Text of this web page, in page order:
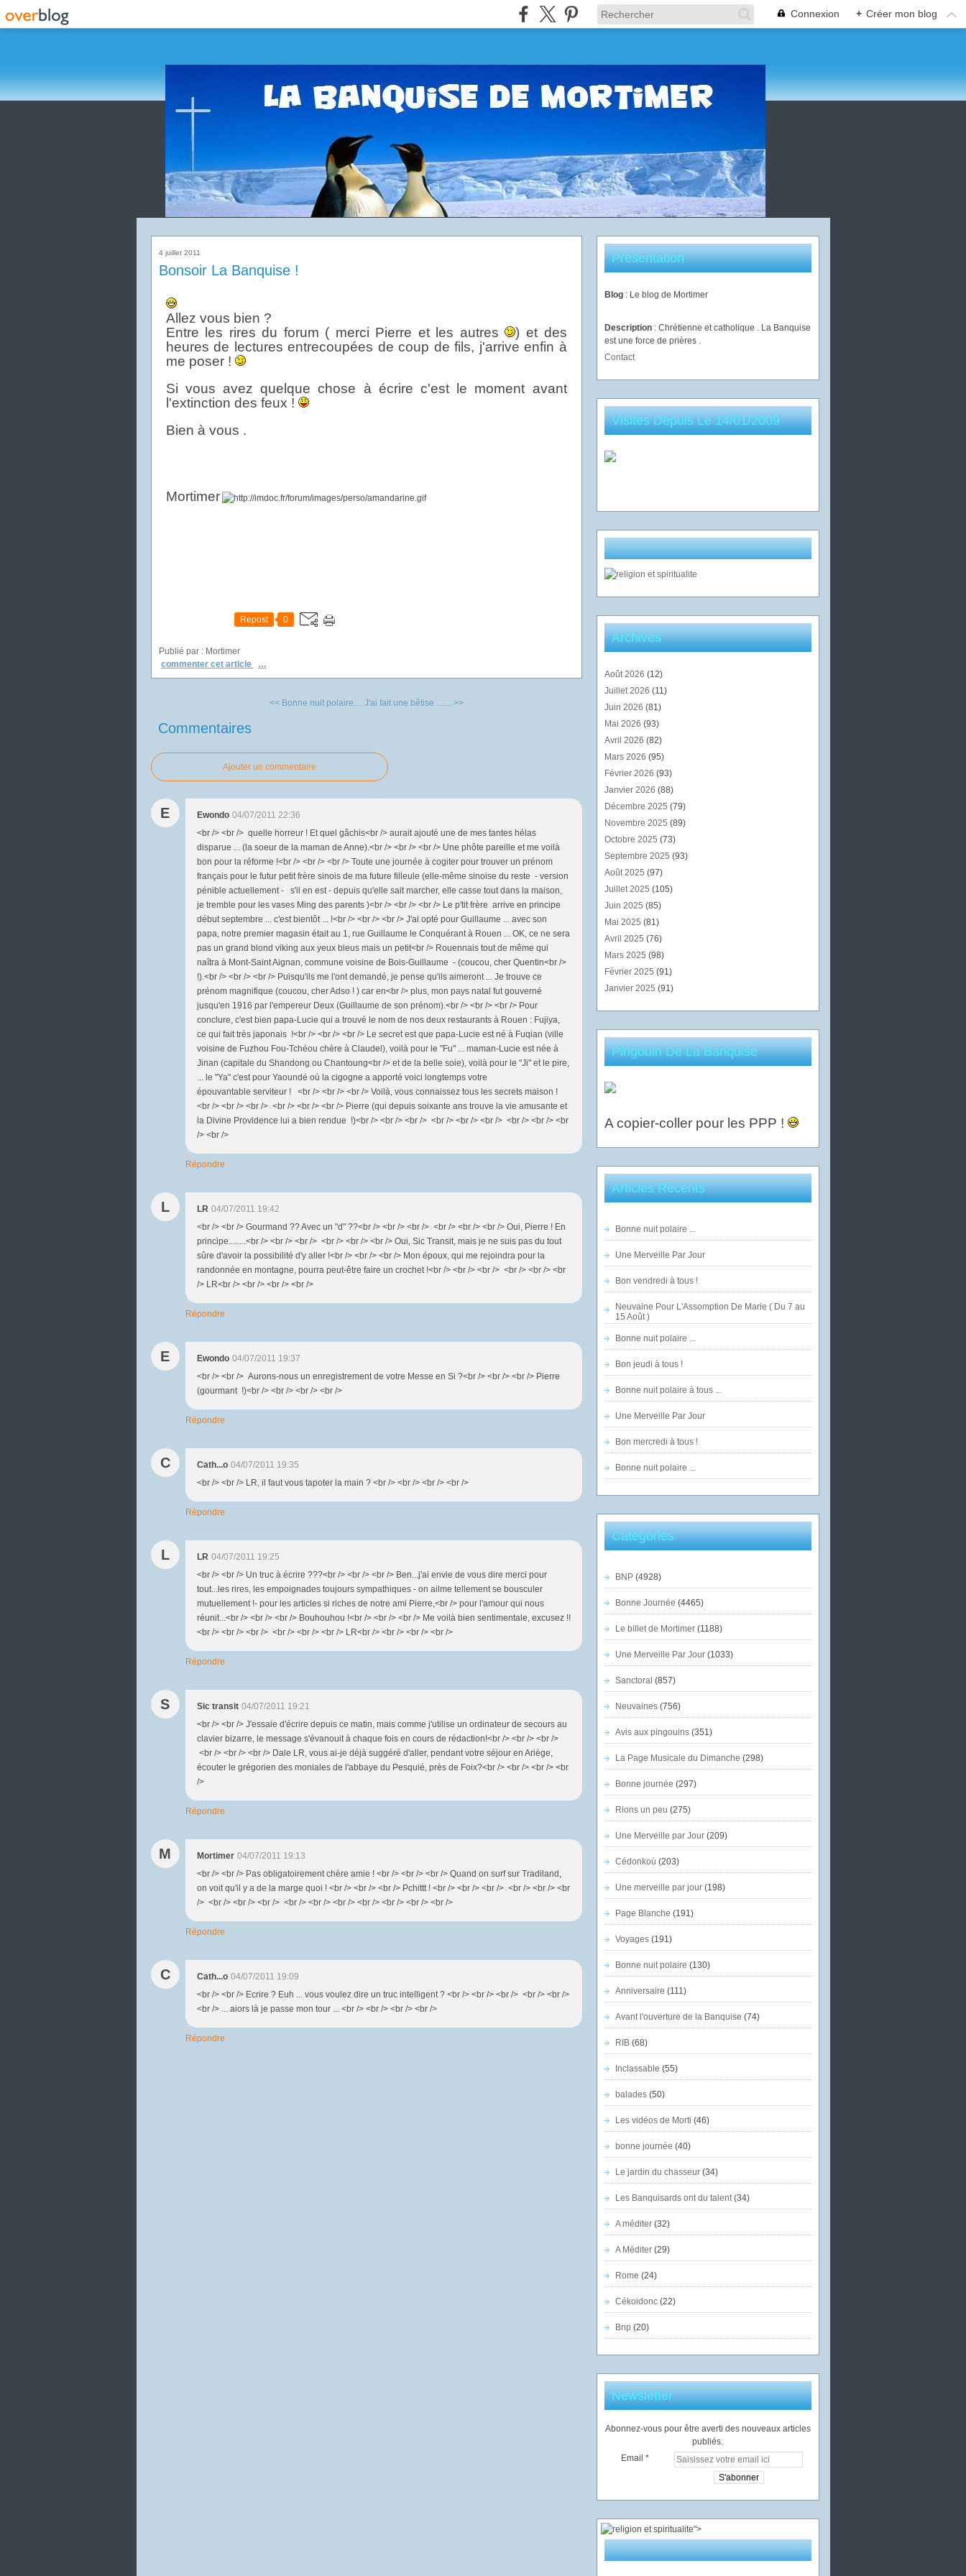
Connexion + Créer mon blog
4 juillet 2011
Bonsoir La Banquise !
Allez vous bien ?
Entre les rires du forum ( merci Pierre et les autres
) et des
heures de lectures entrecoupées de coup de fils, j'arrive enfin à
me poser !
Si vous avez quelque chose à écrire c'est le moment avant
l'extinction des feux !
Bien à vous .
Mortimer
Repost 0
Publié par : Mortimer
commenter cet article
…
<< Bonne nuit polaire.... J'ai fait une bêtise ....... >>
Commentaires
Ajouter un commentaire
E Ewondo 04/07/2011 22:36
<br /> <br /> quelle horreur ! Et quel gâchis<br /> aurait ajouté une de mes tantes hélas
disparue ... (la soeur de la maman de Anne).<br /> <br /> <br /> Une phôte pareille et me voilà
bon pour la réforme !<br /> <br /> <br /> Toute une journée à cogiter pour trouver un prénom
français pour le futur petit frère sinois de ma future filleule (elle-même sinoise du reste - version
pénible actuellement - s'il en est - depuis qu'elle sait marcher, elle casse tout dans la maison,
je tremble pour les vases Ming des parents )<br /> <br /> <br /> Le p'tit frère arrive en principe
début septembre ... c'est bientôt ... !<br /> <br /> <br /> J'ai opté pour Guillaume ... avec son
papa, notre premier magasin était au 1, rue Guillaume le Conquérant à Rouen ... OK, ce ne sera
pas un grand blond viking aux yeux bleus mais un petit<br /> Rouennais tout de même qui
naîtra à Mont-Saint Aignan, commune voisine de Bois-Guillaume - (coucou, cher Quentin<br />
!).<br /> <br /> <br /> Puisqu'ils me l'ont demandé, je pense qu'ils aimeront ... Je trouve ce
prénom magnifique (coucou, cher Adso ! ) car en<br /> plus, mon pays natal fut gouverné
jusqu'en 1916 par l'empereur Deux (Guillaume de son prénom).<br /> <br /> <br /> Pour
conclure, c'est bien papa-Lucie qui a trouvé le nom de nos deux restaurants à Rouen : Fujiya,
ce qui fait très japonais !<br /> <br /> <br /> Le secret est que papa-Lucie est né à Fuqian (ville
voisine de Fuzhou Fou-Tchéou chère à Claudel), voilà pour le "Fu" ... maman-Lucie est née à
Jinan (capitale du Shandong ou Chantoung<br /> et de la belle soie), voilà pour le "Ji" et le pire,
... le "Ya" c'est pour Yaoundé où la cigogne a apporté voici longtemps votre
épouvantable serviteur ! <br /> <br /> <br /> Voilà, vous connaissez tous les secrets maison !
<br /> <br /> <br /> <br /> <br /> <br /> Pierre (qui depuis soixante ans trouve la vie amusante et
la Divine Providence lui a bien rendue !)<br /> <br /> <br /> <br /> <br /> <br /> <br /> <br /> <br
/> <br />
Répondre
L LR 04/07/2011 19:42
<br /> <br /> Gourmand ?? Avec un "d" ??<br /> <br /> <br /> <br /> <br /> <br /> Oui, Pierre ! En
principe........<br /> <br /> <br /> <br /> <br /> <br /> Oui, Sic Transit, mais je ne suis pas du tout
sûre d'avoir la possibilité d'y aller !<br /> <br /> <br /> Mon époux, qui me rejoindra pour la
randonnée en montagne, pourra peut-être faire un crochet !<br /> <br /> <br /> <br /> <br /> <br
/> LR<br /> <br /> <br /> <br />
Répondre
E Ewondo 04/07/2011 19:37
<br /> <br /> Aurons-nous un enregistrement de votre Messe en Si ?<br /> <br /> <br /> Pierre
(gourmant !)<br /> <br /> <br /> <br />
Répondre
C Cath...o 04/07/2011 19:35
<br /> <br /> LR, il faut vous tapoter la main ? <br /> <br /> <br /> <br />
Répondre
L LR 04/07/2011 19:25
<br /> <br /> Un truc à écrire ???<br /> <br /> <br /> Ben...j'ai envie de vous dire merci pour
tout...les rires, les empoignades toujours sympathiques - on ailme tellement se bousculer
mutuellement !- pour les articles si riches de notre ami Pierre,<br /> pour l'amour qui nous
réunit...<br /> <br /> <br /> Bouhouhou !<br /> <br /> <br /> Me voilà bien sentimentale, excusez !!
<br /> <br /> <br /> <br /> <br /> <br /> LR<br /> <br /> <br /> <br />
Répondre
S Sic transit 04/07/2011 19:21
<br /> <br /> J'essaie d'écrire depuis ce matin, mais comme j'utilise un ordinateur de secours au
clavier bizarre, le message s'évanouit à chaque fois en cours de rédaction!<br /> <br /> <br />
<br /> <br /> <br /> Dale LR, vous ai-je déjà suggéré d'aller, pendant votre séjour en Ariège,
écouter le grégorien des moniales de l'abbaye du Pesquié, près de Foix?<br /> <br /> <br /> <br
/>
Répondre
M Mortimer 04/07/2011 19:13
<br /> <br /> Pas obligatoirement chère amie ! <br /> <br /> <br /> Quand on surf sur Tradiland,
on voit qu'il y a de la marge quoi ! <br /> <br /> <br /> Pchittt ! <br /> <br /> <br /> <br /> <br /> <br
/> <br /> <br /> <br /> <br /> <br /> <br /> <br /> <br /> <br /> <br />
Répondre
C Cath...o 04/07/2011 19:09
<br /> <br /> Ecrire ? Euh ... vous voulez dire un truc intelligent ? <br /> <br /> <br /> <br /> <br />
<br /> ... aiors là je passe mon tour ... <br /> <br /> <br /> <br />
Répondre
Présentation
Blog : Le blog de Mortimer
Description : Chrétienne et catholique . La Banquise
est une force de prières .
Contact
Visites Depuis Le 14/01/2009
Archives
Août 2026 (12)
Juillet 2026 (11)
Juin 2026 (81)
Mai 2026 (93)
Avril 2026 (82)
Mars 2026 (95)
Février 2026 (93)
Janvier 2026 (88)
Décembre 2025 (79)
Novembre 2025 (89)
Octobre 2025 (73)
Septembre 2025 (93)
Août 2025 (97)
Juillet 2025 (105)
Juin 2025 (85)
Mai 2025 (81)
Avril 2025 (76)
Mars 2025 (98)
Février 2025 (91)
Janvier 2025 (91)
Pingouin De La Banquise
A copier-coller pour les PPP !
Articles Récents
Bonne nuit polaire ...
Une Merveille Par Jour
Bon vendredi à tous !
Neuvaine Pour L'Assomption De Marie ( Du 7 au
15 Août )
Bonne nuit polaire ...
Bon jeudi à tous !
Bonne nuit polaire à tous ...
Une Merveille Par Jour
Bon mercredi à tous !
Bonne nuit polaire ...
Catégories
BNP(4928)
Bonne Journée (4465)
Le billet de Mortimer(1188)
Une Merveille Par Jour(1033)
Sanctoral (857)
Neuvaines(756)
Avis aux pingouins(351)
La Page Musicale du Dimanche (298)
Bonne journée (297)
Rions un peu (275)
Une Merveille par Jour(209)
Cédonkoù (203)
Une merveille par jour(198)
Page Blanche (191)
Voyages(191)
Bonne nuit polaire (130)
Anniversaire (111)
Avant l'ouverture de la Banquise (74)
RIB(68)
Inclassable (55)
balades(50)
Les vidéos de Morti (46)
bonne journée (40)
Le jardin du chasseur(34)
Les Banquisards ont du talent(34)
A méditer(32)
A Méditer(29)
Rome (24)
Cékoidonc(22)
Bnp (20)
Newsletter
Abonnez-vous pour être averti des nouveaux articles
publiés.
Email
">